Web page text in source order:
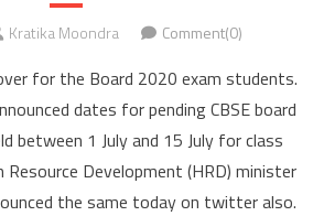
Kratika Moondra Comment(0)
for the Board 2020 exam students.
dates for pending CBSE board
between 1 July and 15 July for class
Development (HRD) minister
the same today on twitter also.